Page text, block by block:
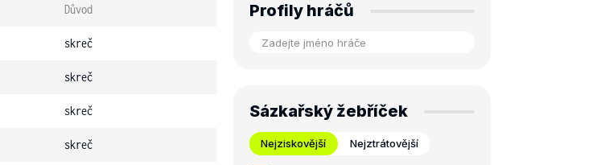
Důvod
skreč
skreč
skreč
skreč
Profily hráčů
Sázkařský žebříček
Nejziskovější Nejztrátovější